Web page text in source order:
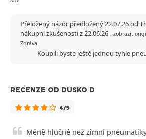
Přeložený názor předložený 22.07.26 od
nákupní zkušenosti z 22.06.26- zobrazit
Zpráva
Koupili byste ještě jednou tyhle
RECENZE OD DUSKO D
4/5
Méně hlučné než zimní